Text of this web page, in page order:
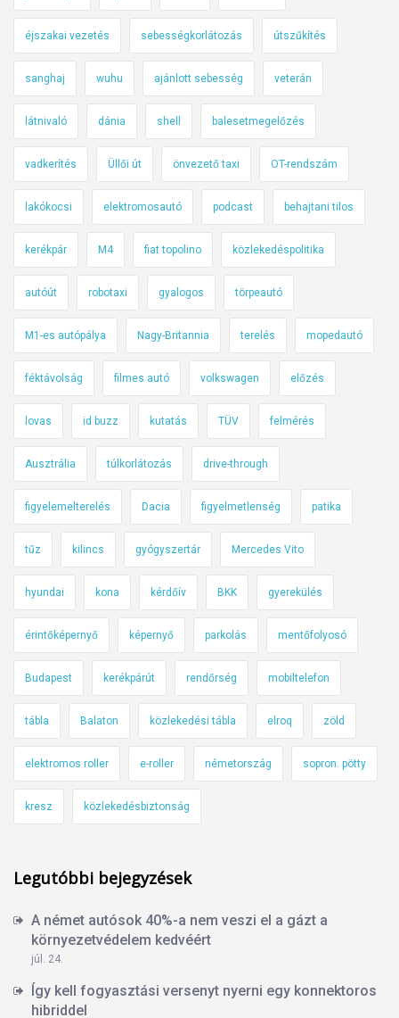
éjszakai vezetés sebességkorlátozás útszűkítés
sanghaj wuhu ajánlott sebesség veterán
látnivaló dánia shell balesetmegelőzés
vadkerítés Üllői út önvezető taxi OT-rendszám
lakókocsi elektromosautó podcast behajtani tilos
kerékpár M4 fiat topolino közlekedéspolitika
autóút robotaxi gyalogos törpeautó
M1-es autópálya Nagy-Britannia terelés mopedautó
féktávolság filmes autó volkswagen előzés
lovas id buzz kutatás TÜV felmérés
Ausztrália túlkorlátozás drive-through
figyelemelterelés Dacia figyelmetlenség patika
tűz kilincs gyógyszertár Mercedes Vito
hyundai kona kérdőív BKK gyerekülés
érintőképernyő képernyő parkolás mentőfolyosó
Budapest kerékpárút rendőrség mobiltelefon
tábla Balaton közlekedési tábla elroq zöld
elektromos roller e-roller németország sopron. pötty
kresz közlekedésbiztonság
Legutóbbi bejegyzések
A német autósok 40%-a nem veszi el a gázt a
környezetvédelem kedvéért
júl. 24.
Így kell fogyasztási versenyt nyerni egy konnektoros
hibriddel